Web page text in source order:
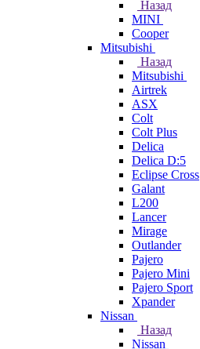
Назад
MINI
Cooper
Mitsubishi
Назад
Mitsubishi
Airtrek
ASX
Colt
Colt Plus
Delica
Delica D:5
Eclipse Cross
Galant
L200
Lancer
Mirage
Outlander
Pajero
Pajero Mini
Pajero Sport
Xpander
Nissan
Назад
Nissan